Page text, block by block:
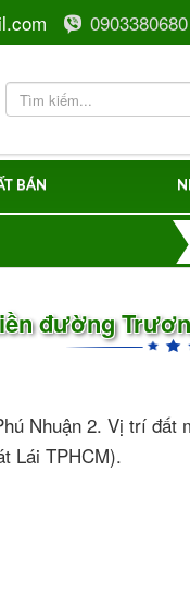
0903380680
BÁN
đường
Nhuận 2. Vị trí
Lái TPHCM).